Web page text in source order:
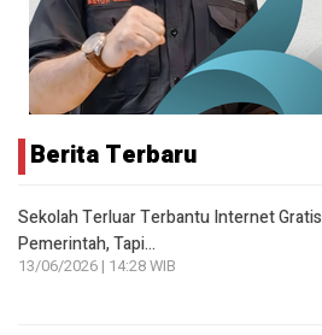
Berita Terbaru
Sekolah Terluar Terbantu Internet Gratis
Pemerintah, Tapi…
13/06/2026 | 14:28 WIB